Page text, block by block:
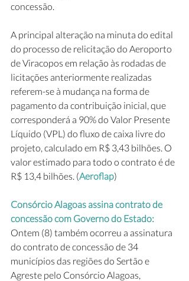
concessão.
A principal alteração na minuta do edital
do processo de relicitação do Aeroporto
de Viracopos em relação às rodadas de
licitações anteriormente realizadas
referem-se à mudança na forma de
pagamento da contribuição inicial, que
corresponderá a 90% do Valor Presente
Líquido (VPL) do fluxo de caixa livre do
projeto, calculado em R$ 3,43 bilhões. O
valor estimado para todo o contrato é de
R$ 13,4 bilhões. (Aeroflap)
Consórcio Alagoas assina contrato de
concessão com Governo do Estado:
Ontem (8) também ocorreu a assinatura
do contrato de concessão de 34
municípios das regiões do Sertão e
Agreste pelo Consórcio Alagoas,